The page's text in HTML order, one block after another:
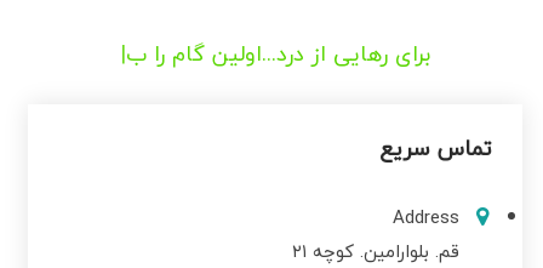
برای رهایی از درد...اولین گام را بردا
تماس سریع
Address
قم. بلوارامین. کوچه ۲۱